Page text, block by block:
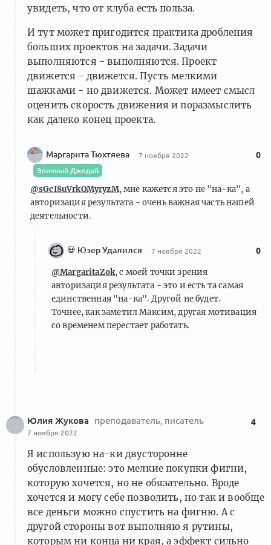
увидеть, что от клуба есть польза.
И тут может пригодится практика дробления
больших проектов на задачи. Задачи
выполняются - выполняются. Проект
движется - движется. Пусть мелкими
шажками - но движется. Может имеет смысл
оценить скорость движения и поразмыслить
как далеко конец проекта.
Маргарита Тюхтяева 7 ноября 2022
Эпичный Джедай
0
@sGcI8uVrkQMyryzM, мне кажется это не "на-ка", а
авторизация результата - очень важная часть нашей
деятельности.
💀 Юзер Удалился 7 ноября 2022 0
@MargaritaZok, с моей точки зрения
авторизация результата - это и есть та самая
единственная "на-ка". Другой не будет.
Точнее, как заметил Максим, другая мотивация
со временем перестает работать.
Юлия Жукова преподаватель, писатель
7 ноября 2022
4
Я использую на-ки двусторонне
обусловленные: это мелкие покупки фигни,
которую хочется, но не обязательно. Вроде
хочется и могу себе позволить, но так и вообще
все деньги можно спустить на фигню. А с
другой стороны вот выполняю я рутины,
которым ни конца ни края, а эффект сильно